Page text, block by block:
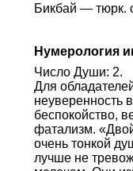
Бикбай — тюрк.
Нумерология
Число Души: 2.
Для
неуверенность
беспокойство,
фатализм.
очень тонкой
лучше не